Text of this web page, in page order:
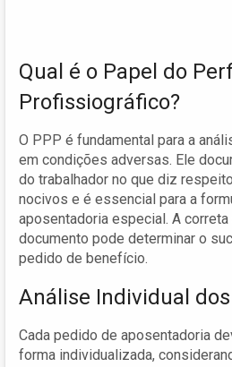
Qual é o Papel do
Profissiográfico?
O PPP é fundamental para a
em condições adversas. Ele
do trabalhador no que diz
nocivos e é essencial para a
aposentadoria especial. A
documento pode determinar o
pedido de benefício.
Análise Individual dos
Cada pedido de aposentadoria
forma individualizada,